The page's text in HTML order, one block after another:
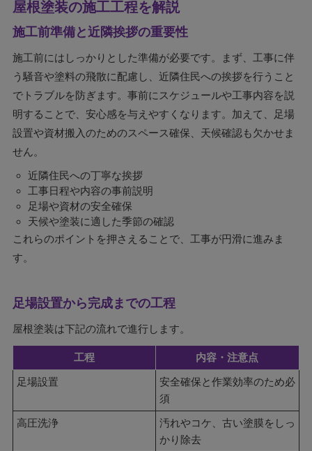
屋根塗装の施工工程を解説
施工前準備と近隣挨拶の重要性
施工前にはしっかりとした準備が必要です。まず、工事に伴
う騒音や塗料の飛散に配慮し、近隣住民への挨拶を行うこと
でトラブルを防ぎます。事前にスケジュールや工事内容を説
明することで、安心感を与えやすくなります。加えて、足場
設置や資材搬入のためのスペース確保、天候確認も欠かせま
せん。
近隣住民への丁寧な挨拶
工事日程や内容の事前説明
足場や資材の安全確保
天候や塗装に適した季節の確認
これらのポイントを押さえることで、工事が円滑に進みま
す。
足場設置から完成までの工程
屋根塗装は下記の流れで進行します。
工程 内容・注意点
足場設置
安全確保と作業効率のため必
須
高圧洗浄
汚れやコケ、古い塗膜をしっ
かり除去